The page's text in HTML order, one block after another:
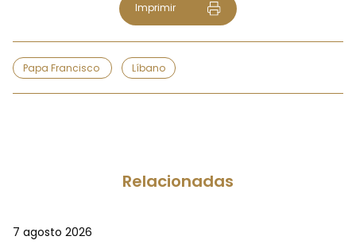
Imprimir
Papa Francisco Líbano
Relacionadas
7 agosto 2026